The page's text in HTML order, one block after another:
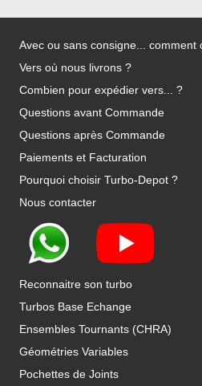
Avec ou sans consigne... comment
Vers où nous livrons ?
Combien pour expédier vers... ?
Questions avant Commande
Questions après Commande
Paiements et Facturation
Pourquoi choisir Turbo-Depot ?
Nous contacter
Reconnaitre son turbo
Turbos Base Echange
Ensembles Tournants (CHRA)
Géométries Variables
Pochettes de Joints